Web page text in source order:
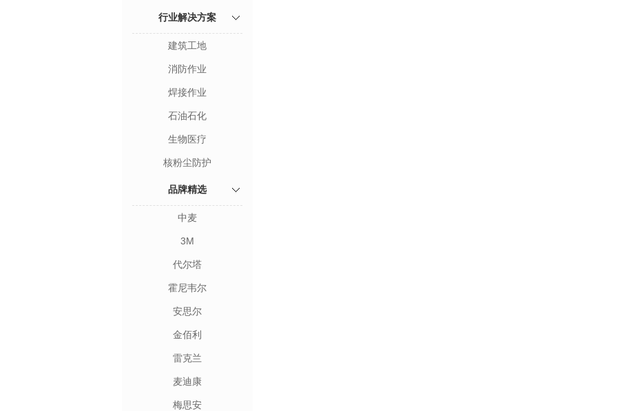
行业解决方案
建筑工地
消防作业
焊接作业
石油石化
生物医疗
核粉尘防护
品牌精选
中麦
3M
代尔塔
霍尼韦尔
安思尔
金佰利
雷克兰
麦迪康
梅思安